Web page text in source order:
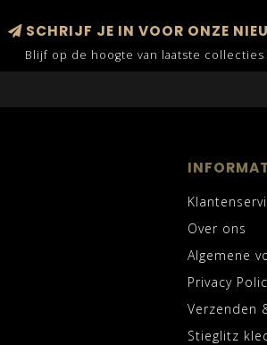
SCHRIJF JE IN VOOR ONZE
Blijf op de hoogte van laatste collecties
Over ons
Algemene
Privacy
Verzenden
Stieglitz